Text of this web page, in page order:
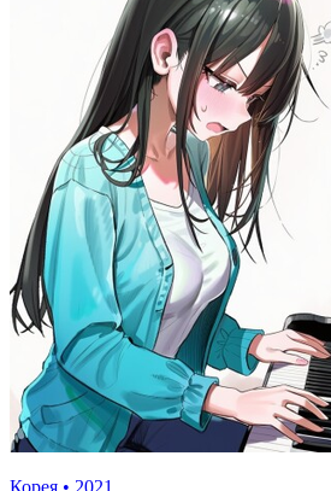
Корея • 2021